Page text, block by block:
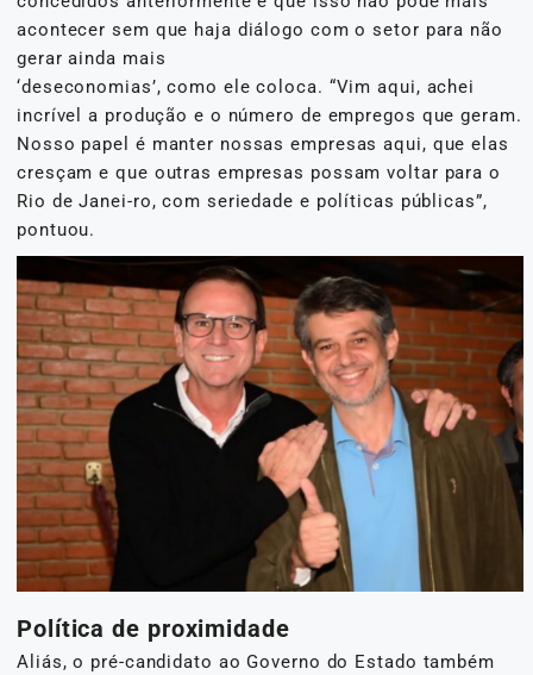
acontecer sem que haja diálogo com o setor para não
gerar ainda mais
‘deseconomias’, como ele coloca. “Vim aqui, achei
incrível a produção e o número de empregos que geram.
Nosso papel é manter nossas empresas aqui, que elas
cresçam e que outras empresas possam voltar para o
Rio de Janei-ro, com seriedade e políticas públicas”,
pontuou.
Política de proximidade
Aliás, o pré-candidato ao Governo do Estado também